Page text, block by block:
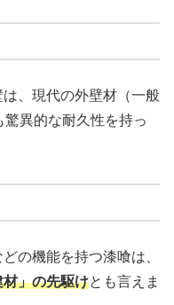
、現代の外壁材（一般
異的な耐久性を持っ
の機能を持つ漆喰は、
」の先駆けとも言えま